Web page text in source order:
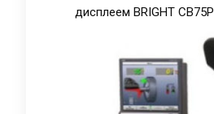
дисплеем BRIGHT CB75P